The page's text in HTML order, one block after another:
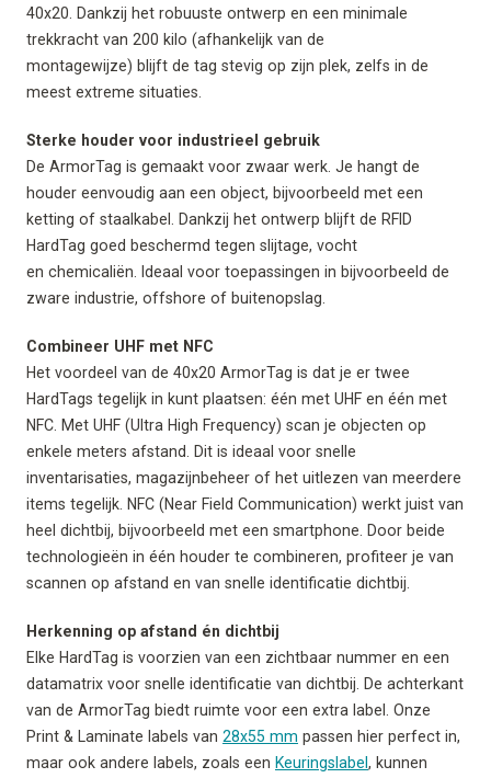
40x20. Dankzij het robuuste ontwerp en een minimale
trekkracht van 200 kilo (afhankelijk van de
montagewijze) blijft de tag stevig op zijn plek, zelfs in de
meest extreme situaties.
Sterke houder voor industrieel gebruik
De ArmorTag is gemaakt voor zwaar werk. Je hangt de
houder eenvoudig aan een object, bijvoorbeeld met een
ketting of staalkabel. Dankzij het ontwerp blijft de RFID
HardTag goed beschermd tegen slijtage, vocht
en chemicaliën. Ideaal voor toepassingen in bijvoorbeeld de
zware industrie, offshore of buitenopslag.
Combineer UHF met NFC
Het voordeel van de 40x20 ArmorTag is dat je er twee
HardTags tegelijk in kunt plaatsen: één met UHF en één met
NFC. Met UHF (Ultra High Frequency) scan je objecten op
enkele meters afstand. Dit is ideaal voor snelle
inventarisaties, magazijnbeheer of het uitlezen van meerdere
items tegelijk. NFC (Near Field Communication) werkt juist van
heel dichtbij, bijvoorbeeld met een smartphone. Door beide
technologieën in één houder te combineren, profiteer je van
scannen op afstand en van snelle identificatie dichtbij.
Herkenning op afstand én dichtbij
Elke HardTag is voorzien van een zichtbaar nummer en een
datamatrix voor snelle identificatie van dichtbij. De achterkant
van de ArmorTag biedt ruimte voor een extra label. Onze
Print & Laminate labels van 28x55 mm passen hier perfect in,
maar ook andere labels, zoals een Keuringslabel , kunnen